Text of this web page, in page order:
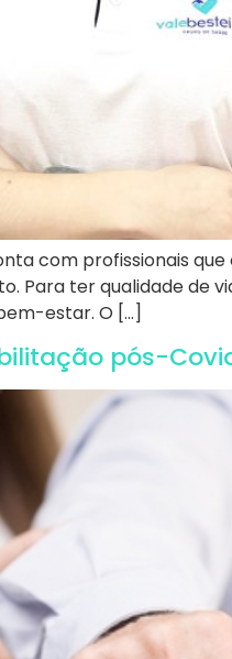
com profissionais
Para ter qualidade de
estar. O […]
pós-